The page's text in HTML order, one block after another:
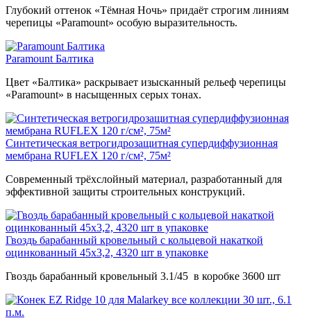
Глубокий оттенок «Тёмная Ночь» придаёт строгим линиям
черепицы «Paramount» особую выразительность.
Paramount Балтика
Цвет «Балтика» раскрывает изысканный рельеф черепицы
«Paramount» в насыщенных серых тонах.
Синтетическая ветрогидрозащитная супердиффузионная
мембрана RUFLEX 120 г/см², 75м²
Современный трёхслойный материал, разработанный для
эффективной защиты строительных конструкций.
Гвоздь барабанный кровельный с кольцевой накаткой
оцинкованный 45х3,2, 4320 шт в упаковке
Гвоздь барабанный кровельный 3.1/45 в коробке 3600 шт